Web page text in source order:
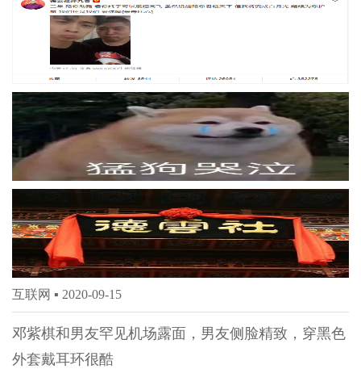
互联网 ▪ 2020-09-15
邓紫棋和男友罕见机场露面，男友侧脸精致，穿黑色
外套戴耳环很酷